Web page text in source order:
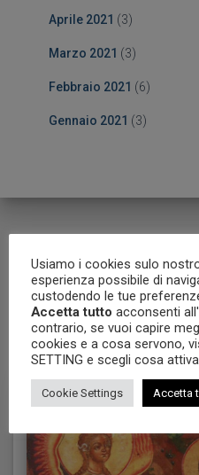
Aprile 2021 (3)
Marzo 2021 (3)
Febbraio 2021 (6)
Gennaio 2021 (3)
Articoli
Usiamo i cookies sulo
esperienza possibile di
custodendo le tue
Accetta tutto acconsenti
contrario, se vuoi capire
cookies e a cosa servono,
SETTING e scegli cosa
Cookie Settings Accetta